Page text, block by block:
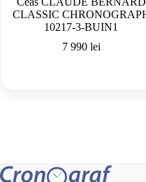
CLASSIC
10217-3-BUIN1
7 990 lei